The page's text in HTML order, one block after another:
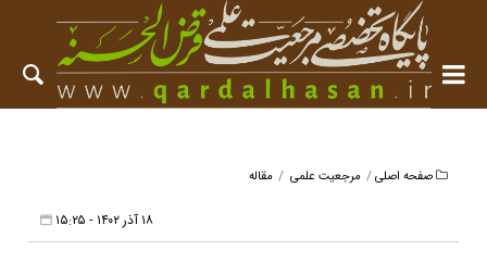
صفحه اصلی مرجعیت علمی مقاله
۱۸ آذر ۱۴۰۲ - ۱۵:۲۵